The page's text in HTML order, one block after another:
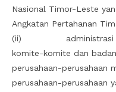
Nasional Timor-Leste
Angkatan Pertahanan
(ii) administrasi
komite-komite dan
perusahaan-
perusahaan-perusahaan